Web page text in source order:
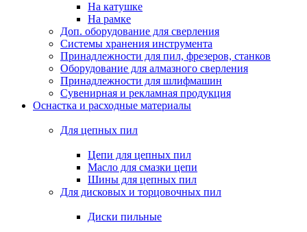
На катушке
На рамке
Доп. оборудование для сверления
Системы хранения инструмента
Принадлежности для пил, фрезеров, станков
Оборудование для алмазного сверления
Принадлежности для шлифмашин
Сувенирная и рекламная продукция
Оснастка и расходные материалы
Для цепных пил
Цепи для цепных пил
Масло для смазки цепи
Шины для цепных пил
Для дисковых и торцовочных пил
Диски пильные